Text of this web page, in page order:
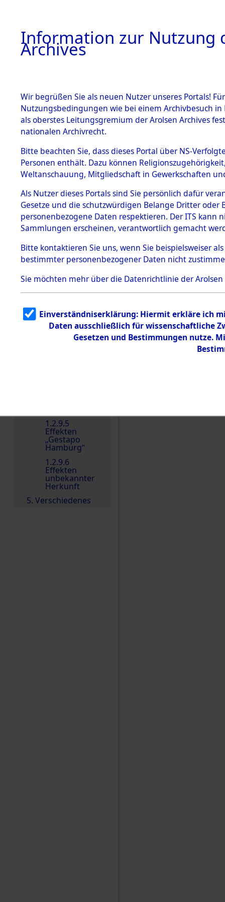
BESTÄNDE
1.
Inhaftierungsdoku
mente
1.2.9 Beim ITS
Effekten
1.2.9.1
Effekten aus
dem KZ
Dachau
1.2.9.2
Effekten aus
dem KZ
Bayerisches
1.2.9.3
Effekten aus
dem KZ
Neuengamm
1.2.9.5
Effekten
„Gestapo
Hamburg“
1.2.9.6
Effekten
unbekannter
Herkunft
5. Verschiedenes
0001
Einen Kommentar
Information zur Nutzung
Archives
Wir begrüßen Sie als neuen Nutzer unseres Portals!
Nutzungsbedingungen wie bei einem Archivbesuch
als oberstes Leitungsgremium der Arolsen Archives
nationalen Archivrecht.
Bitte beachten Sie, dass dieses Portal über NS-
Personen enthält. Dazu können
Weltanschauung, Mitgliedschaft in Gewerkschaften
Als Nutzer dieses Portals sind Sie persönlich dafür
Gesetze und die schutzwürdigen Belange Dritter
personenbezogene Daten respektieren. Der ITS
Sammlungen erscheinen, verantwortlich gemacht
Bitte kontaktieren Sie uns, wenn Sie beispielsweiser
bestimmter personenbezogener Daten nicht
Sie möchten mehr über die Datenrichtlinie der Arolsen
Einverständniserklärung: Hiermit erkläre ich
Daten ausschließlich für wissenschaftliche
Gesetzen und Bestimmungen nutze.